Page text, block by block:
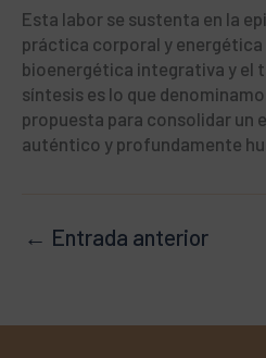
Esta labor se sustenta en la
práctica corporal y energética
bioenergética integrativa y el
síntesis es lo que
propuesta para consolidar un
auténtico y profundamente
← Entrada anterior